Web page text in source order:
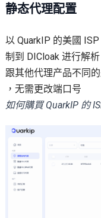
静态代理配置
以 QuarkIP 的美國
制到 DICloak 进行解析
跟其他代理产品不同
，无需更改端口号
如何購買 QuarkIP 的